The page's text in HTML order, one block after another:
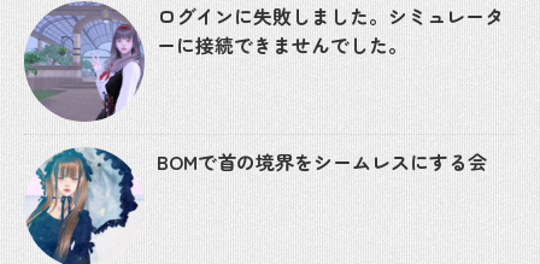
ログインに失敗しました。シミュレータ
ーに接続できませんでした。
BOMで首の境界をシームレスにする会